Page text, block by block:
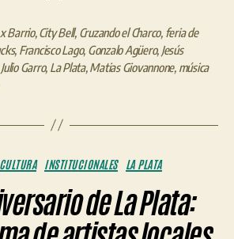
Barrio, City Bell, Cruzando el Charco, feria de
, Francisco Lago, Gonzalo Agüero, Jesús
Julio Garro, La Plata, Matias Giovannone, música
Categorías
CULTURA INSTITUCIONALES LA PLATA
de La Plata: